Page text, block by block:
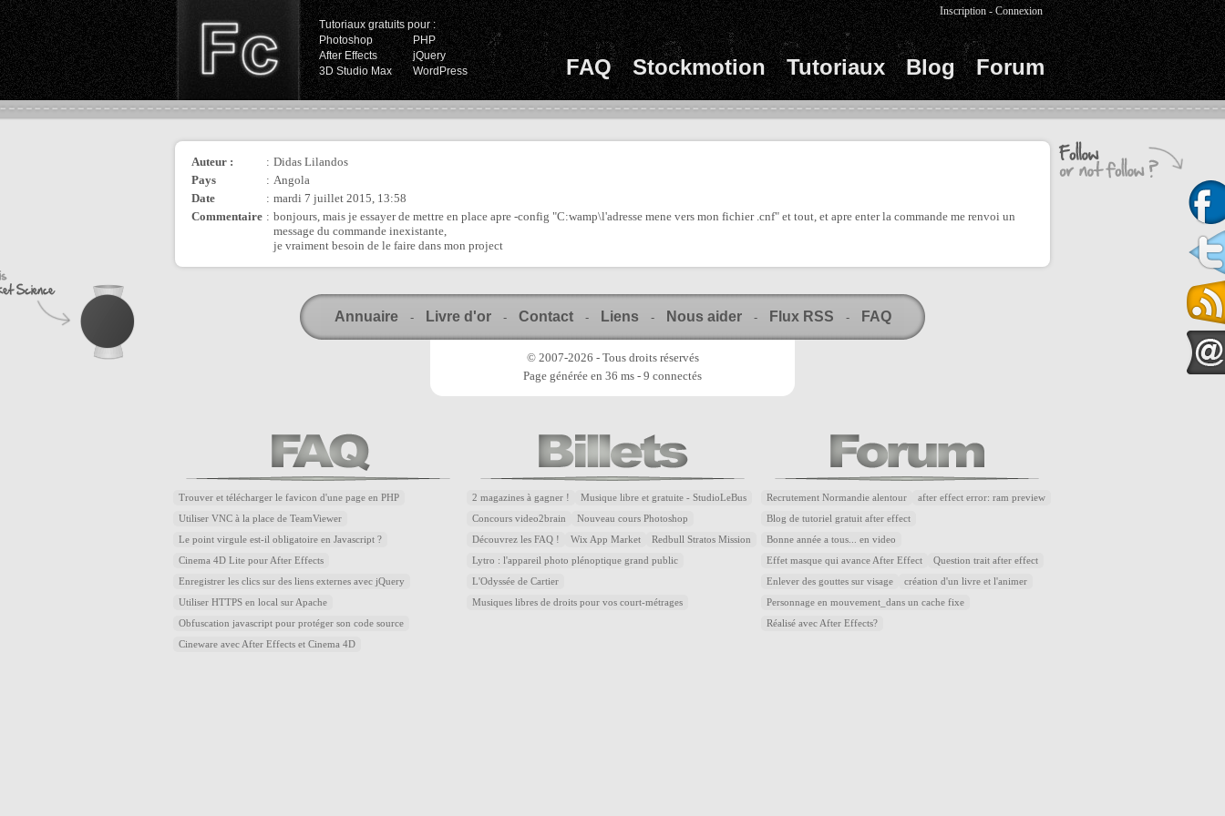
Tutoriaux gratuits pour :
Photoshop
PHP
After Effects
jQuery
3D Studio Max
WordPress FAQ Stockmotion Tutoriaux Blog Forum
Inscription -Connexion
Auteur : : Didas Lilandos
Pays
: Angola
Date
: mardi 7 juillet 2015, 13:58
Commentaire : bonjours, mais je essayer de mettre en place apre -config "C:wamp\l'adresse mene vers mon fichier .cnf" et tout, et apre enter la commande me renvoi un
message du commande inexistante,
je vraiment besoin de le faire dans mon project
Annuaire - Livre d'or - Contact - Liens - Nous aider - Flux RSS - FAQ
© 2007-2026 - Tous droits réservés
Page générée en 36 ms - 9 connectés
Trouver et télécharger le favicon d'une page en PHP
Utiliser VNC à la place de TeamViewer
Le point virgule est-il obligatoire en Javascript ?
Cinema 4D Lite pour After Effects
Enregistrer les clics sur des liens externes avec jQuery
Utiliser HTTPS en local sur Apache
Obfuscation javascript pour protéger son code source
Cineware avec After Effects et Cinema 4D
2 magazines à gagner ! Musique libre et gratuite - StudioLeBus
Concours video2brain Nouveau cours Photoshop
Découvrez les FAQ ! Wix App Market Redbull Stratos Mission
Lytro : l'appareil photo plénoptique grand public
L'Odyssée de Cartier
Musiques libres de droits pour vos court-métrages
Recrutement Normandie alentour after effect error: ram preview
Blog de tutoriel gratuit after effect
Bonne année a tous... en video
Effet masque qui avance After Effect Question trait after effect
Enlever des gouttes sur visage création d'un livre et l'animer
Personnage en mouvement_dans un cache fixe
Réalisé avec After Effects?